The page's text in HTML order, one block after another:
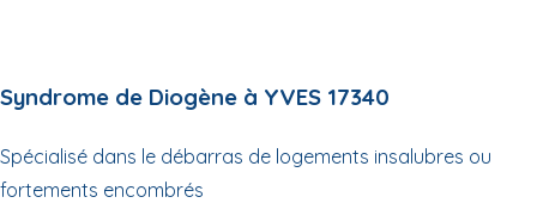
Syndrome de Diogène à YVES 17340
Spécialisé dans le débarras de logements insalubres ou
fortements encombrés